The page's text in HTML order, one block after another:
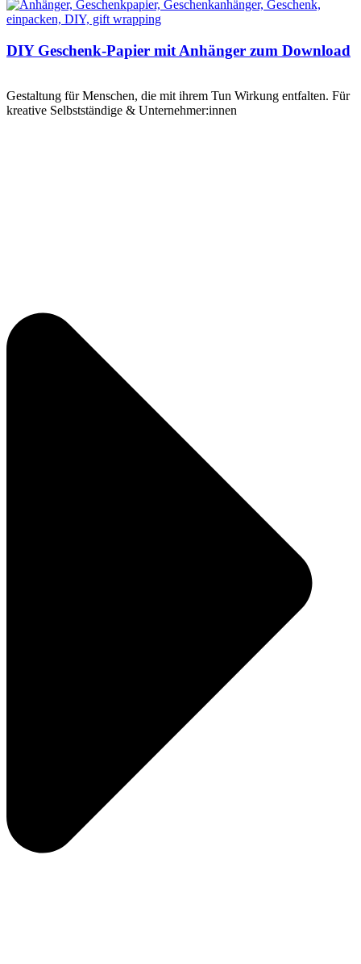
DIY Geschenk-Papier mit Anhänger zum Download
Gestaltung für Menschen, die mit ihrem Tun Wirkung entfalten. Für
kreative Selbstständige & Unternehmer:innen